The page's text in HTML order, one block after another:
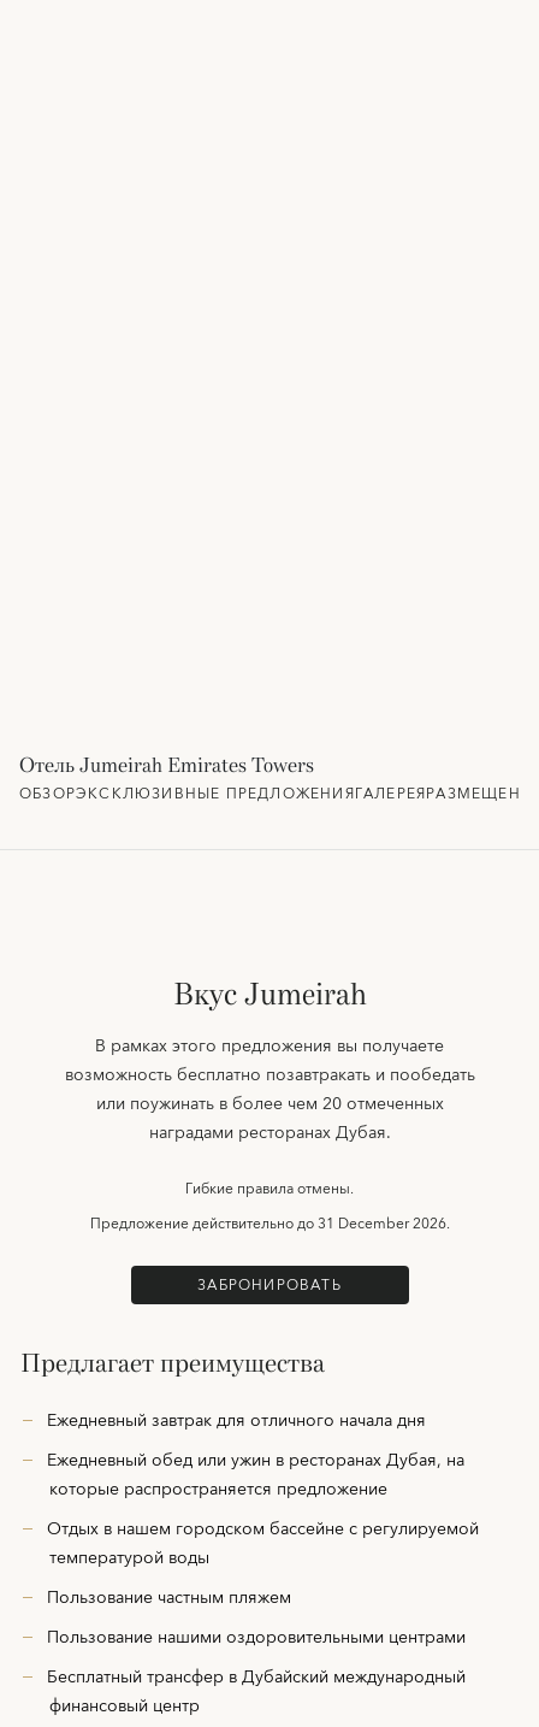
Отель Jumeirah Emirates Towers
ОБЗОРЭКСКЛЮЗИВНЫЕ ПРЕДЛОЖЕНИЯГАЛЕРЕЯ
Вкус Jumeirah
В рамках этого предложения вы получаете
возможность бесплатно позавтракать и пообедать
или поужинать в более чем 20 отмеченных
наградами ресторанах Дубая.
Гибкие правила отмены.
Предложение действительно до31 December 2026.
ЗАБРОНИРОВАТЬ
Предлагает преимущества
Ежедневный завтрак для отличного начала дня
Ежедневный обед или ужин в ресторанах Дубая, на
которые распространяется предложение
Отдых в нашем городском бассейне с регулируемой
температурой воды
Пользование частным пляжем
Пользование нашими оздоровительными центрами
Бесплатный трансфер в Дубайский международный
финансовый центр